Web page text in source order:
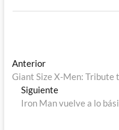
Navegación
de
entradas
AnteriorEntrada
anterior:
Giant Size X-Men: Tribute
SiguienteEntrada
siguiente:
Iron Man vuelve a lo